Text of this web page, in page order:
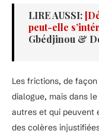
LIRE AUSSI:
peut-elle
Gbédjinou &
Les frictions, de
dialogue, mais dans
autres et qui peuvent
des colères